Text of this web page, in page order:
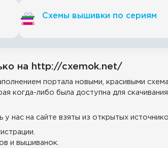
Схемы вышивки по сериям
на http://cxemok.net/
портала новыми, красивыми
когда-либо была доступна для скачивания.
у нас на сайте взяты из открытых
и вышиванок.